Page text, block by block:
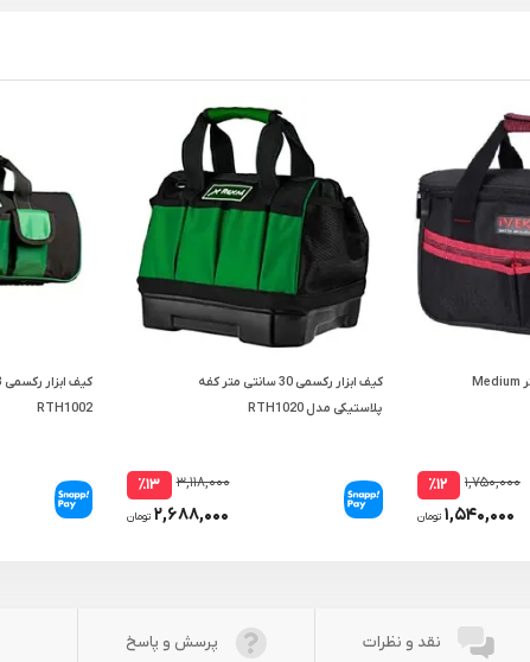
کیف ابزار ایوک 33 سانتی متر Medium
۱,۷۵۰,۰۰۰ ٪۱۲
۱,۵۴۰,۰۰۰ تومان
کیف ابزار رکسمی 30 سانتی متر کفه
پلاستیکی مدل RTH1020
۳,۱۱۸,۰۰۰ ٪۱۳
۲,۶۸۸,۰۰۰ تومان
RTH1002
نقد و نظرات پرسش و پاسخ